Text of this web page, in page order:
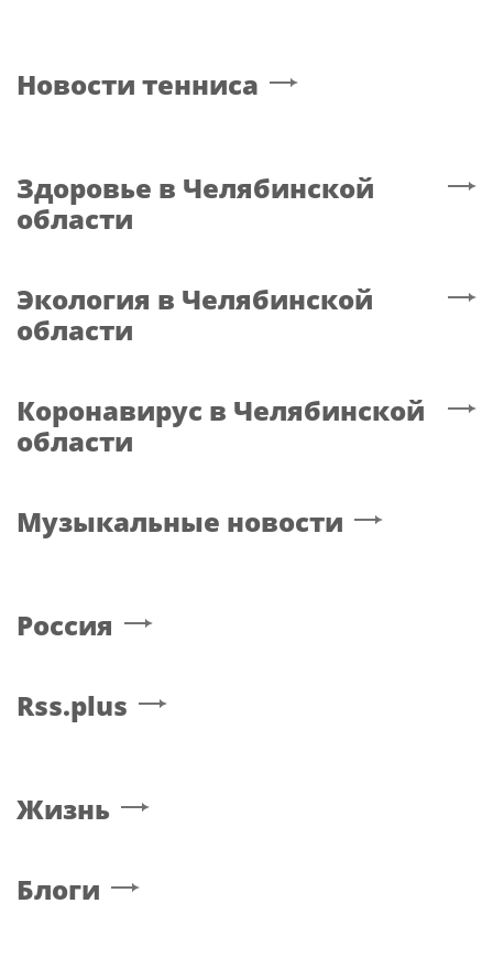
Новости тенниса
Здоровье в Челябинской
области
Экология в Челябинской
области
Коронавирус в Челябинской
области
Музыкальные новости
Россия
Rss.plus
Жизнь
Блоги